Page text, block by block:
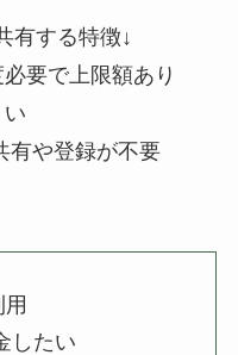
有する特徴↓
要で上限額あり
い
有や登録が不要
したい